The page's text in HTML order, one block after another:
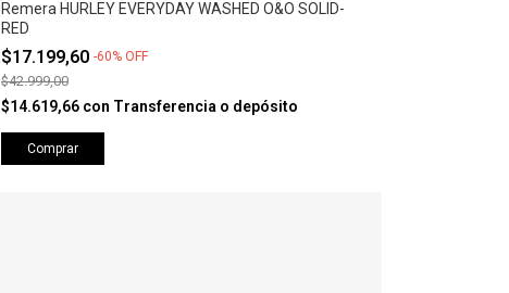
Remera HURLEY EVERYDAY WASHED O&O SOLID-
RED
$17.199,60 -60% OFF
$42.999,00
$14.619,66 con Transferencia o depósito
Comprar